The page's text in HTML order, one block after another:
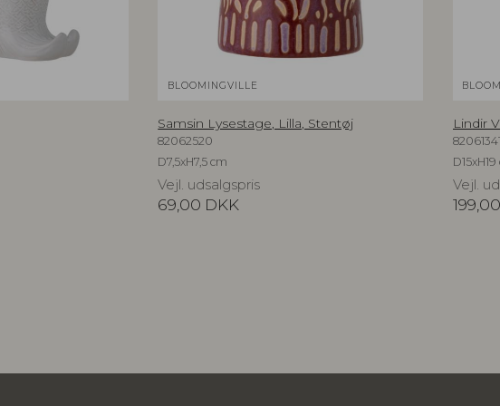
BLOOMINGVILLE
Samsin Lysestage, Lilla, Stentøj
82062520
D7,5xH7,5 cm
Vejl. udsalgspris
69,00 DKK
Lindir
82061341
Vejl.
199,00